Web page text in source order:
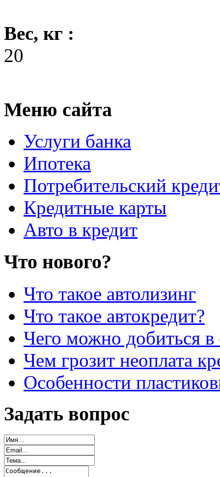
Вес, кг :
20
Меню сайта
Услуги банка
Ипотека
Потребительский
Кредитные карты
Авто в кредит
Что нового?
Что такое автолизинг
Что такое автокредит?
Чего можно добиться в
Чем грозит неоплата
Особенности
Задать вопрос